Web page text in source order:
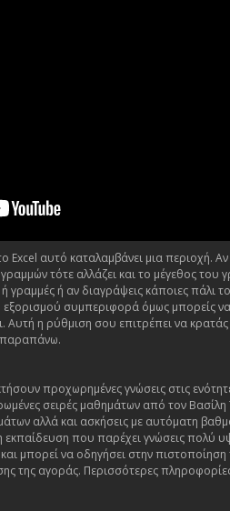
αυτό καταλαμβάνει μια περιοχή. Αν
τότε αλλάζει και το μέγεθος του
γραμμές ή αν διαγράψεις κάποιες πάλι
εξορισμού συμπεριφορά όμως μπορείς
Αυτή η ρύθμιση σου επιτρέπει να
προχωρημένες γνώσεις στις
σειρές μαθημάτων από τον Βασίλη
αλλά και ασκήσεις με αυτόματη
εκπαίδευση που παρέχει γνώσεις πολύ
μπορεί να οδηγήσει στην
της αγοράς. Περισσότερες